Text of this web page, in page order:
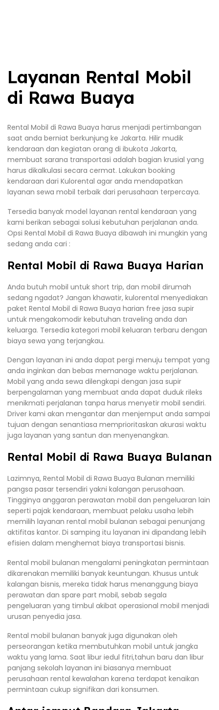
Layanan Rental Mobil
di Rawa Buaya
Rental Mobil di Rawa Buaya harus menjadi pertimbangan
saat anda berniat berkunjung ke Jakarta. Hilir mudik
kendaraan dan kegiatan orang di ibukota Jakarta,
membuat sarana transportasi adalah bagian krusial yang
harus dikalkulasi secara cermat. Lakukan booking
kendaraan dari Kulorental agar anda mendapatkan
layanan sewa mobil terbaik dari perusahaan terpercaya.
Tersedia banyak model layanan rental kendaraan yang
kami berikan sebagai solusi kebutuhan perjalanan anda.
Opsi Rental Mobil di Rawa Buaya dibawah ini mungkin yang
sedang anda cari :
Rental Mobil di Rawa Buaya Harian
Anda butuh mobil untuk short trip, dan mobil dirumah
sedang ngadat? Jangan khawatir, kulorental menyediakan
paket Rental Mobil di Rawa Buaya harian free jasa supir
untuk mengakomodir kebutuhan traveling anda dan
keluarga. Tersedia kategori mobil keluaran terbaru dengan
biaya sewa yang terjangkau.
Dengan layanan ini anda dapat pergi menuju tempat yang
anda inginkan dan bebas memanage waktu perjalanan.
Mobil yang anda sewa dilengkapi dengan jasa supir
berpengalaman yang membuat anda dapat duduk rileks
menikmati perjalanan tanpa harus menyetir mobil sendiri.
Driver kami akan mengantar dan menjemput anda sampai
tujuan dengan senantiasa memprioritaskan akurasi waktu
juga layanan yang santun dan menyenangkan.
Rental Mobil di Rawa Buaya Bulanan
Lazimnya, Rental Mobil di Rawa Buaya Bulanan memiliki
pangsa pasar tersendiri yakni kalangan perusahaan.
Tingginya anggaran perawatan mobil dan pengeluaran lain
seperti pajak kendaraan, membuat pelaku usaha lebih
memilih layanan rental mobil bulanan sebagai penunjang
aktifitas kantor. Di samping itu layanan ini dipandang lebih
efisien dalam menghemat biaya transportasi bisnis.
Rental mobil bulanan mengalami peningkatan permintaan
dikarenakan memiliki banyak keuntungan. Khusus untuk
kalangan bisnis, mereka tidak harus menanggung biaya
perawatan dan spare part mobil, sebab segala
pengeluaran yang timbul akibat operasional mobil menjadi
urusan penyedia jasa.
Rental mobil bulanan banyak juga digunakan oleh
perseorangan ketika membutuhkan mobil untuk jangka
waktu yang lama. Saat libur iedul fitri,tahun baru dan libur
panjang sekolah layanan ini biasanya membuat
perusahaan rental kewalahan karena terdapat kenaikan
permintaan cukup signifikan dari konsumen.